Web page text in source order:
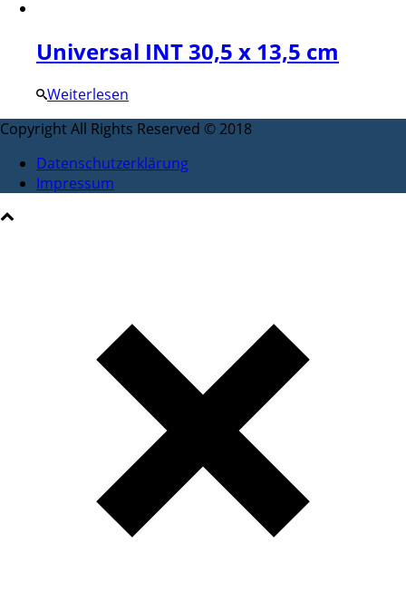
Universal INT 30,5 x 13,5 cm
Weiterlesen
Copyright All Rights Reserved © 2018
Datenschutzerklärung
Impressum